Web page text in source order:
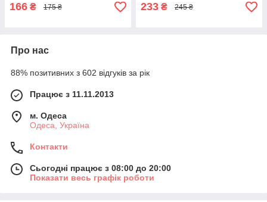
166 ₴ 175 ₴ 233 ₴ 245 ₴
Про нас
88% позитивних з 602 відгуків за рік
Працює з 11.11.2013
м. Одеса
Одеса, Україна
Контакти
Сьогодні працює з 08:00 до 20:00
Показати весь графік роботи